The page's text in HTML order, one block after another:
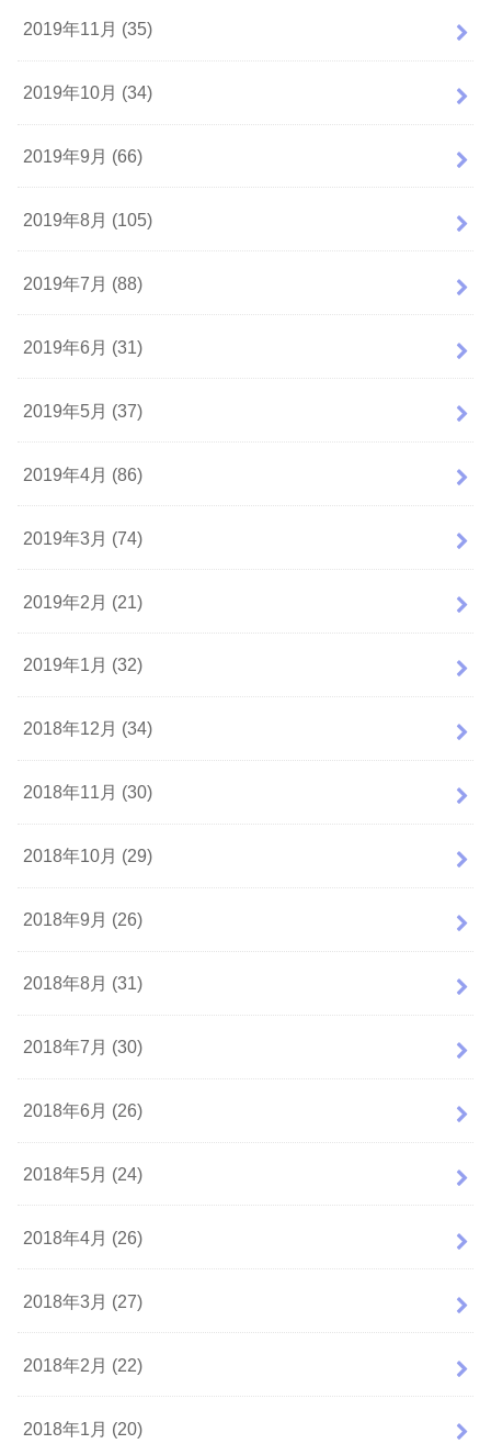
2019年11月 (35)
2019年10月 (34)
2019年9月 (66)
2019年8月 (105)
2019年7月 (88)
2019年6月 (31)
2019年5月 (37)
2019年4月 (86)
2019年3月 (74)
2019年2月 (21)
2019年1月 (32)
2018年12月 (34)
2018年11月 (30)
2018年10月 (29)
2018年9月 (26)
2018年8月 (31)
2018年7月 (30)
2018年6月 (26)
2018年5月 (24)
2018年4月 (26)
2018年3月 (27)
2018年2月 (22)
2018年1月 (20)